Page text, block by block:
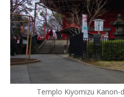
Templo Kiyomizu Kanon-